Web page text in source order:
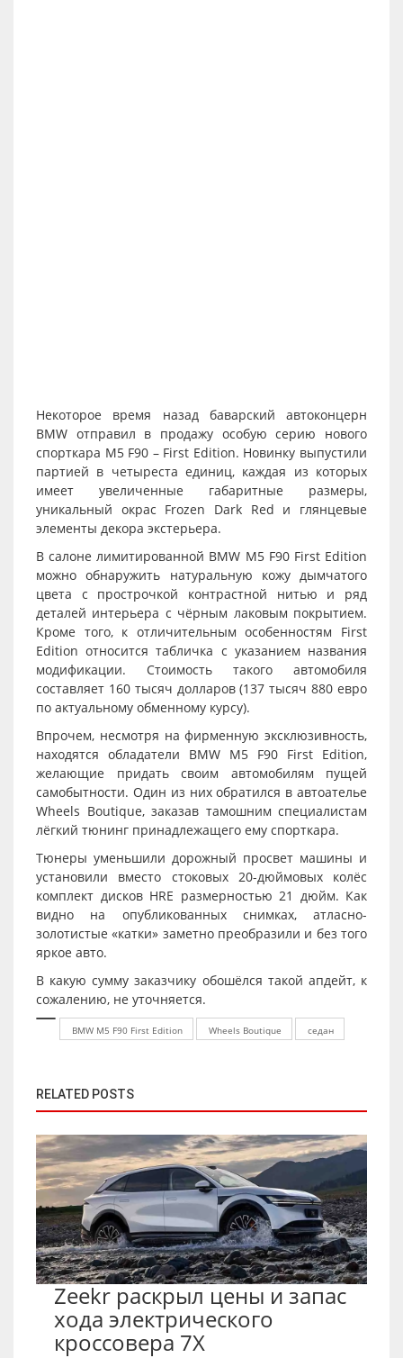
Некоторое время назад баварский автоконцерн
BMW отправил в продажу особую серию нового
спорткара M5 F90 – First Edition. Новинку выпустили
партией в четыреста единиц, каждая из которых
имеет увеличенные габаритные размеры,
уникальный окрас Frozen Dark Red и глянцевые
элементы декора экстерьера.
В салоне лимитированной BMW M5 F90 First Edition
можно обнаружить натуральную кожу дымчатого
цвета с прострочкой контрастной нитью и ряд
деталей интерьера с чёрным лаковым покрытием.
Кроме того, к отличительным особенностям First
Edition относится табличка с указанием названия
модификации. Стоимость такого автомобиля
составляет 160 тысяч долларов (137 тысяч 880 евро
по актуальному обменному курсу).
Впрочем, несмотря на фирменную эксклюзивность,
находятся обладатели BMW M5 F90 First Edition,
желающие придать своим автомобилям пущей
самобытности. Один из них обратился в автоателье
Wheels Boutique, заказав тамошним специалистам
лёгкий тюнинг принадлежащего ему спорткара.
Тюнеры уменьшили дорожный просвет машины и
установили вместо стоковых 20-дюймовых колёс
комплект дисков HRE размерностью 21 дюйм. Как
видно на опубликованных снимках, атласно-
золотистые «катки» заметно преобразили и без того
яркое авто.
В какую сумму заказчику обошёлся такой апдейт, к
сожалению, не уточняется.
BMW M5 F90 First Edition Wheels Boutique седан
RELATED POSTS
Zeekr раскрыл цены и запас
хода электрического
кроссовера 7X